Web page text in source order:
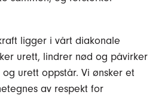
ligger i vårt diakonale
urett, lindrer nød og påvirker
urett oppstår. Vi ønsker et
av respekt for